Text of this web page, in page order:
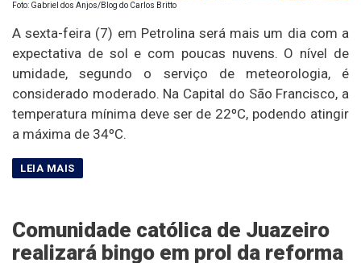
Foto: Gabriel dos Anjos/Blog do Carlos Britto
A sexta-feira (7) em Petrolina será mais um dia com a
expectativa de sol e com poucas nuvens. O nível de
umidade, segundo o serviço de meteorologia, é
considerado moderado. Na Capital do São Francisco, a
temperatura mínima deve ser de 22ºC, podendo atingir
a máxima de 34ºC.
Comunidade católica de Juazeiro
realizará bingo em prol da reforma